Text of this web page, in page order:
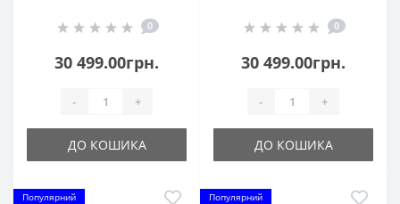
Dark Grey
0
30 499.00грн.
- +
ДО КОШИКА
Taupe
0
30 499.00грн.
- +
ДО КОШИКА
Популярний Популярний